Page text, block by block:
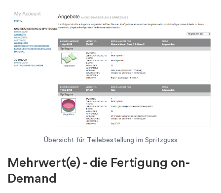
Übersicht für Teilebestellung im Spritzguss
Mehrwert(e) - die Fertigung on-
Demand